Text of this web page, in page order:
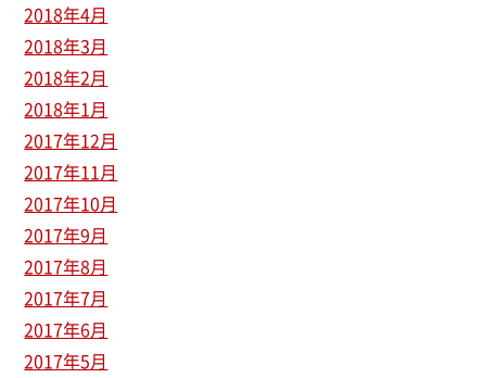
2018年4月
2018年3月
2018年2月
2018年1月
2017年12月
2017年11月
2017年10月
2017年9月
2017年8月
2017年7月
2017年6月
2017年5月